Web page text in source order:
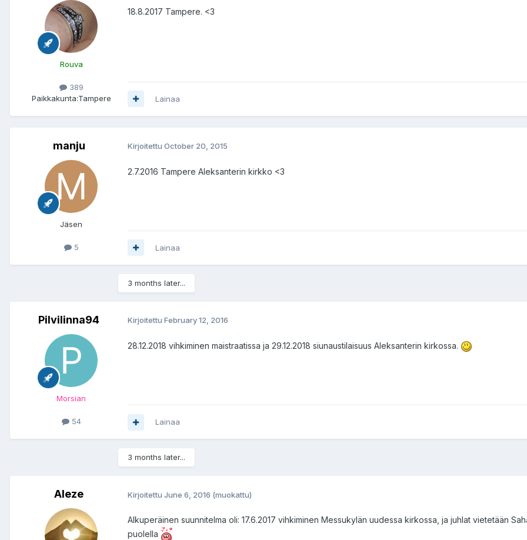
Rouva
389
Paikkakunta:Tampere
18.8.2017 Tampere. <3
Lainaa
manju
Jäsen
5
Kirjoitettu October 20, 2015
2.7.2016 Tampere Aleksanterin kirkko <3
Lainaa
3 months later...
Pilvilinna94
Morsian
54
Kirjoitettu February 12, 2016
28.12.2018 vihkiminen maistraatissa ja 29.12.2018 siunaustilaisuus Aleksanterin kirkossa.
Lainaa
3 months later...
Aleze Kirjoitettu June 6, 2016 (muokattu)
Alkuperäinen suunnitelma oli: 17.6.2017 vihkiminen Messukylän uudessa kirkossa, ja juhlat vietetään
puolella